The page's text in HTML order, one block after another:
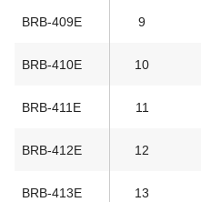
BRB-409E 9
BRB-410E 10
BRB-411E 11
BRB-412E 12
BRB-413E 13